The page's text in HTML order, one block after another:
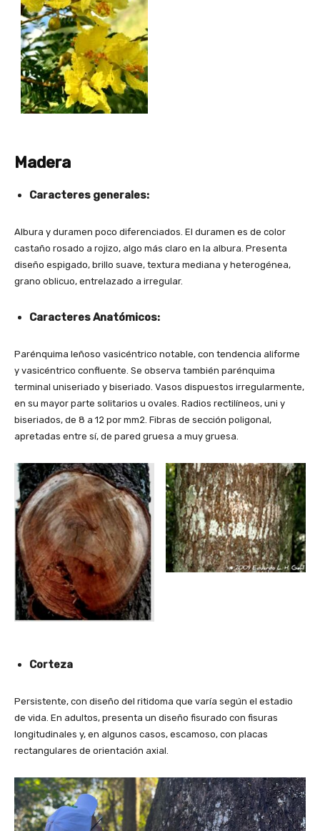
Madera
Caracteres generales:
Albura y duramen poco diferenciados. El duramen es de color
castaño rosado a rojizo, algo más claro en la albura. Presenta
diseño espigado, brillo suave, textura mediana y heterogénea,
grano oblicuo, entrelazado a irregular.
Caracteres Anatómicos:
Parénquima leñoso vasicéntrico notable, con tendencia aliforme
y vasicéntrico confluente. Se observa también parénquima
terminal uniseriado y biseriado. Vasos dispuestos irregularmente,
en su mayor parte solitarios u ovales. Radios rectilíneos, uni y
biseriados, de 8 a 12 por mm2. Fibras de sección poligonal,
apretadas entre sí, de pared gruesa a muy gruesa.
Corteza
Persistente, con diseño del ritidoma que varía según el estadio
de vida. En adultos, presenta un diseño fisurado con fisuras
longitudinales y, en algunos casos, escamoso, con placas
rectangulares de orientación axial.